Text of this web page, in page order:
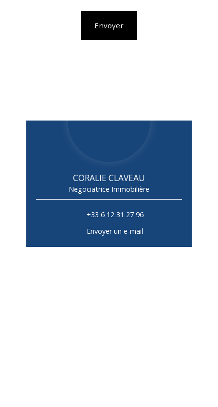
Envoyer
CORALIE CLAVEAU
Negociatrice Immobilière
+33 6 12 31 27 96
Envoyer un e-mail